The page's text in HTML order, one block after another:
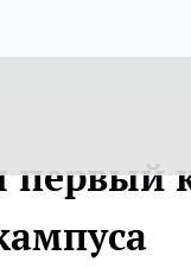
первый